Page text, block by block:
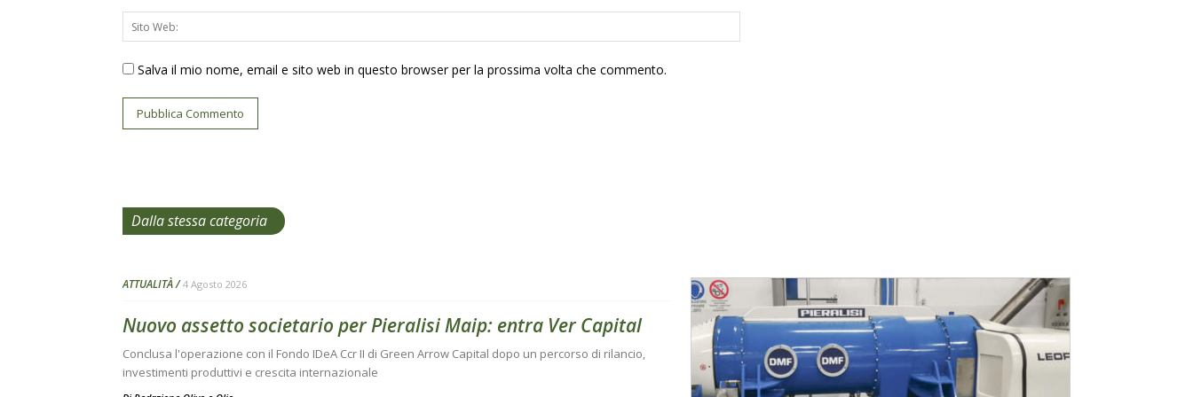
Salva il mio nome, email e sito web in questo browser per la prossima volta che commento.
Dalla stessa categoria
ATTUALITÀ 4 Agosto 2026
Nuovo assetto societario per Pieralisi Maip: entra Ver Capital
Conclusa l'operazione con il Fondo IDeA Ccr II di Green Arrow Capital dopo un percorso di rilancio,
investimenti produttivi e crescita internazionale